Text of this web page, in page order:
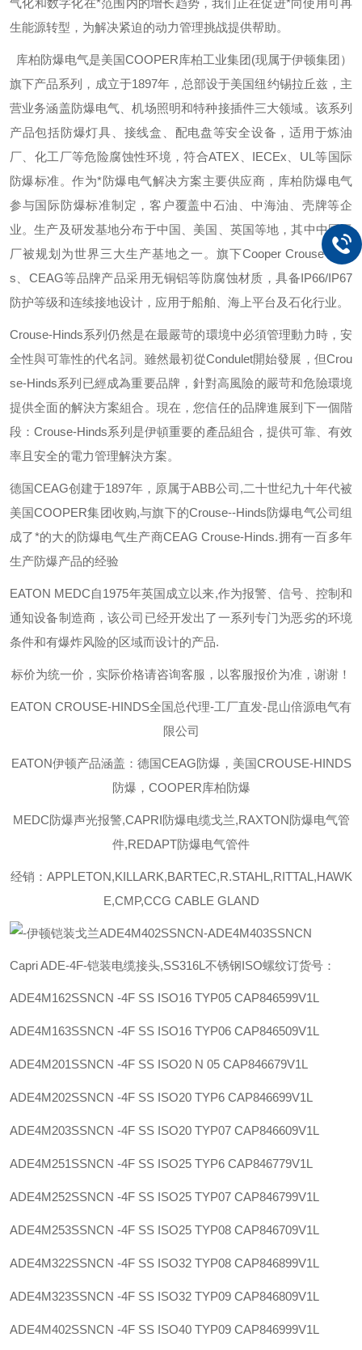
气化和数字化在*范围内的增长趋势，我们正在促进*向使用可再
生能源转型，为解决紧迫的动力管理挑战提供帮助。
库柏防爆电气是美国COOPER库柏工业集团(现属于伊顿集团）
旗下产品系列，成立于1897年，总部设于美国纽约锡拉丘兹，主
营业务涵盖防爆电气、机场照明和特种接插件三大领域。该系列
产品包括防爆灯具、接线盒、配电盘等安全设备，适用于炼油
厂、化工厂等危险腐蚀性环境，符合ATEX IECEx UL 等国际
防爆标准。作为*防爆电气解决方案主要供应商，库柏防爆电气
参与国际防爆标准制定，客户覆盖中石油、中海油、壳牌等企
业。生产及研发基地分布于中国、美国、英国等地，其中中国工
厂被规划为世界三大生产基地之一。旗下Cooper Crouse-Hind
s
CEAG等品牌产品采用无铜铝等防腐蚀材质，具备IP66/IP67
防护等级和连续接地设计，应用于船舶、海上平台及石化行业。
Crouse-Hinds系列仍然是在最嚴苛的環境中必須管理動力時，安
全性與可靠性的代名詞。雖然最初從Condulet開始發展，但Crou
se-Hinds系列已經成為重要品牌，針對高風險的嚴苛和危險環境
提供全面的解決方案組合。現在，您信任的品牌進展到下一個階
段：Crouse-Hinds系列是伊頓重要的產品組合，提供可靠、有效
率且安全的電力管理解決方案。
德国CEAG创建于1897年，原属于ABB公司,二十世纪九十年代被
美国COOPER集团收购,与旗下的Crouse--Hinds防爆电气公司组
成了*的大的防爆电气生产商CEAG Crouse-Hinds.拥有一百多年
生产防爆产品的经验
EATON MEDC自1975年英国成立以来,作为报警、信号、控制和
通知设备制造商，该公司已经开发出了一系列专门为恶劣的环境
条件和有爆炸风险的区域而设计的产品.
标价为统一价，实际价格请咨询客服，以客服报价为准，谢谢！
EATON CROUSE-HINDS全国总代理-工厂直发-昆山倍源电气有
限公司
EATON伊顿产品涵盖：德国CEAG防爆，美国CROUSE-HINDS
防爆，COOPER库柏防爆
MEDC防爆声光报警,CAPRI防爆电缆戈兰,RAXTON防爆电气管
件,REDAPT防爆电气管件
经销：APPLETON,KILLARK,BARTEC,R.STAHL,RITTAL,HAWK
E,CMP,CCG CABLE GLAND
Capri ADE-4F-铠装电缆接头,SS316L不锈钢ISO螺纹订货号：
ADE4M162SSNCN -4F SS ISO16 TYP05 CAP846599V1L
ADE4M163SSNCN -4F SS ISO16 TYP06 CAP846509V1L
ADE4M201SSNCN -4F SS ISO20 N 05 CAP846679V1L
ADE4M202SSNCN -4F SS ISO20 TYP6 CAP846699V1L
ADE4M203SSNCN -4F SS ISO20 TYP07 CAP846609V1L
ADE4M251SSNCN -4F SS ISO25 TYP6 CAP846779V1L
ADE4M252SSNCN -4F SS ISO25 TYP07 CAP846799V1L
ADE4M253SSNCN -4F SS ISO25 TYP08 CAP846709V1L
ADE4M322SSNCN -4F SS ISO32 TYP08 CAP846899V1L
ADE4M323SSNCN -4F SS ISO32 TYP09 CAP846809V1L
ADE4M402SSNCN -4F SS ISO40 TYP09 CAP846999V1L